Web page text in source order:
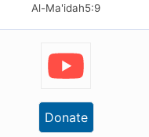
Al-Ma'idah5:9
Donate